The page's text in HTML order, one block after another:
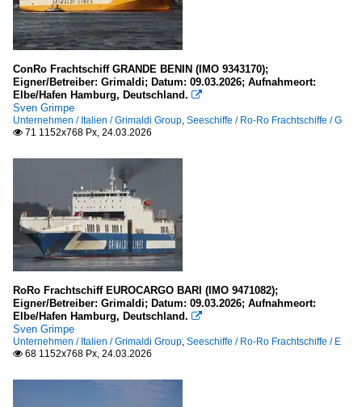
ConRo Frachtschiff GRANDE BENIN (IMO 9343170);
Eigner/Betreiber: Grimaldi; Datum: 09.03.2026; Aufnahmeort:
Elbe/Hafen Hamburg, Deutschland. 
Sven Grimpe
Unternehmen / Italien / Grimaldi Group, Seeschiffe / Ro-Ro Frachtschiffe / G
 71 1152x768 Px, 24.03.2026
RoRo Frachtschiff EUROCARGO BARI (IMO 9471082);
Eigner/Betreiber: Grimaldi; Datum: 09.03.2026; Aufnahmeort:
Elbe/Hafen Hamburg, Deutschland. 
Sven Grimpe
Unternehmen / Italien / Grimaldi Group, Seeschiffe / Ro-Ro Frachtschiffe / E
 68 1152x768 Px, 24.03.2026